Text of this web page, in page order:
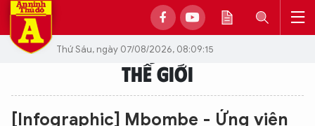
Thứ Sáu, ngày 07/08/2026, 08:09:15
THẾ GIỚI
[Infographic] Mbombe - Ứng viên